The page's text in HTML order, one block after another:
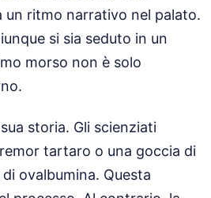
un ritmo narrativo nel palato.
si sia seduto in un
morso non è solo
storia. Gli scienziati
tartaro o una goccia di
ovalbumina. Questa